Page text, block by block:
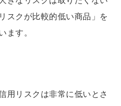
スクが比較的低い商品」を
ます。
用リスクは非常に低いとさ